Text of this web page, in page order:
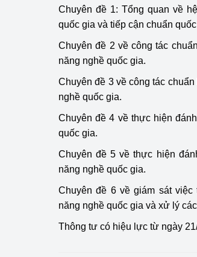
Chuyên đề 1: Tổng quan về
quốc gia và tiếp cận chuẩn
Chuyên đề 2 về công tác
năng nghề quốc gia.
Chuyên đề 3 về công tác
nghề quốc gia.
Chuyên đề 4 về thực hiện
quốc gia.
Chuyên đề 5 về thực hiện
năng nghề quốc gia.
Chuyên đề 6 về giám sát
năng nghề quốc gia và xử lý
Thông tư có hiệu lực từ ngày